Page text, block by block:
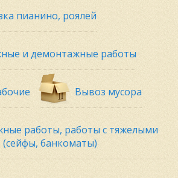
пианино, роялей
и демонтажные работы
Вывоз мусора
работы, работы с тяжелыми
(сейфы, банкоматы)